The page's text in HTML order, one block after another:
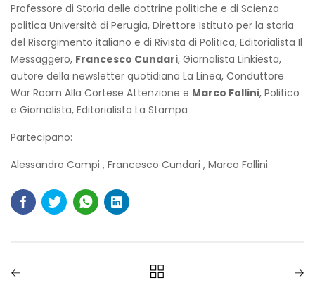
Professore di Storia delle dottrine politiche e di Scienza
politica Università di Perugia, Direttore Istituto per la storia
del Risorgimento italiano e di Rivista di Politica, Editorialista Il
Messaggero, Francesco Cundari, Giornalista Linkiesta,
autore della newsletter quotidiana La Linea, Conduttore
War Room Alla Cortese Attenzione e Marco Follini, Politico
e Giornalista, Editorialista La Stampa
Partecipano:
Alessandro Campi , Francesco Cundari , Marco Follini